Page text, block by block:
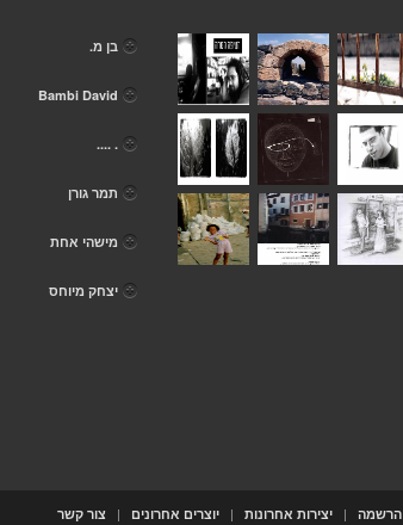
בן מ.
Bambi David
. ....
תמר גורן
מישהי אחת
יצחק מיוחס
הרשמה | יצירות אחרונות | יוצרים אחרונים | צור קשר